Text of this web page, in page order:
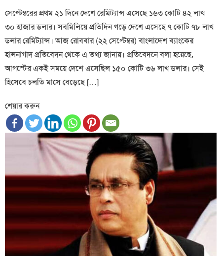
সেপ্টেম্বরের প্রথম ২১ দিনে দেশে রেমিট্যান্স এসেছে ১৬৩ কোটি ৪২ লাখ
৩০ হাজার ডলার। সবমিলিয়ে প্রতিদিন গড়ে দেশে এসেছে ৭ কোটি ৭৮ লাখ
ডলার রেমিট্যান্স। আজ রোববার (২২ সেপ্টেম্বর) বাংলাদেশ ব্যাংকের
হালনাগাদ প্রতিবেদন থেকে এ তথ্য জানায়। প্রতিবেদনে বলা হয়েছে,
আগস্টের একই সময়ে দেশে এসেছিল ১৫০ কোটি ৩৬ লাখ ডলার। সেই
হিসেবে চলতি মাসে বেড়েছে […]
শেয়ার করুন